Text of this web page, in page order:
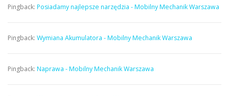
Pingback: Posiadamy najlepsze narzędzia - Mobilny Mechanik Warszawa
Pingback: Wymiana Akumulatora - Mobilny Mechanik Warszawa
Pingback: Naprawa - Mobilny Mechanik Warszawa